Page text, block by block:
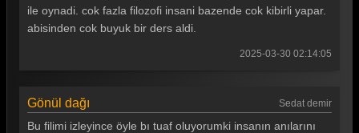
Gönül Dağı 118. Bölüm
Gönül Dağı 117. Bölüm
Gönül Dağı 115. Bölüm
Gönül Dağı 114. Bölüm
ile oynadi. cok fazla filozofi insani bazende cok kibirli yapar.
abisinden cok buyuk bir ders aldi.
2025-03-30 02:14:05
Gönül dağı Sedat demir
Bu filimi izleyince öyle bı tuaf oluyorumki insanın anılarını